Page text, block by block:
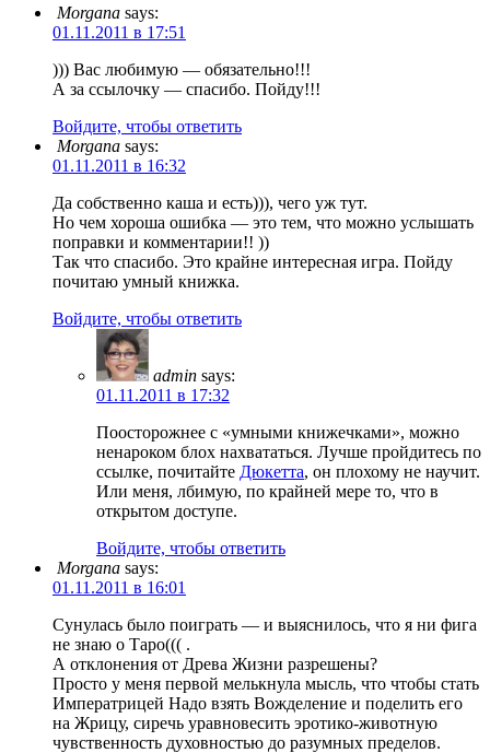
Morgana says:
01.11.2011 в 17:51
))) Вас любимую — обязательно!!!
А за ссылочку — спасибо. Пойду!!!
Войдите, чтобы ответить
Morgana says:
01.11.2011 в 16:32
Да собственно каша и есть))), чего уж тут.
Но чем хороша ошибка — это тем, что можно услышать
поправки и комментарии!! ))
Так что спасибо. Это крайне интересная игра. Пойду
почитаю умный книжка.
Войдите, чтобы ответить
admin says:
01.11.2011 в 17:32
Поосторожнее с «умными книжечками», можно
ненароком блох нахвататься. Лучше пройдитесь по
ссылке, почитайте Дюкетта, он плохому не научит.
Или меня, лбимую, по крайней мере то, что в
открытом доступе.
Войдите, чтобы ответить
Morgana says:
01.11.2011 в 16:01
Сунулась было поиграть — и выяснилось, что я ни фига
не знаю о Таро((( .
А отклонения от Древа Жизни разрешены?
Просто у меня первой мелькнула мысль, что чтобы стать
Императрицей Надо взять Вожделение и поделить его
на Жрицу, сиречь уравновесить эротико-животную
чувственность духовностью до разумных пределов.